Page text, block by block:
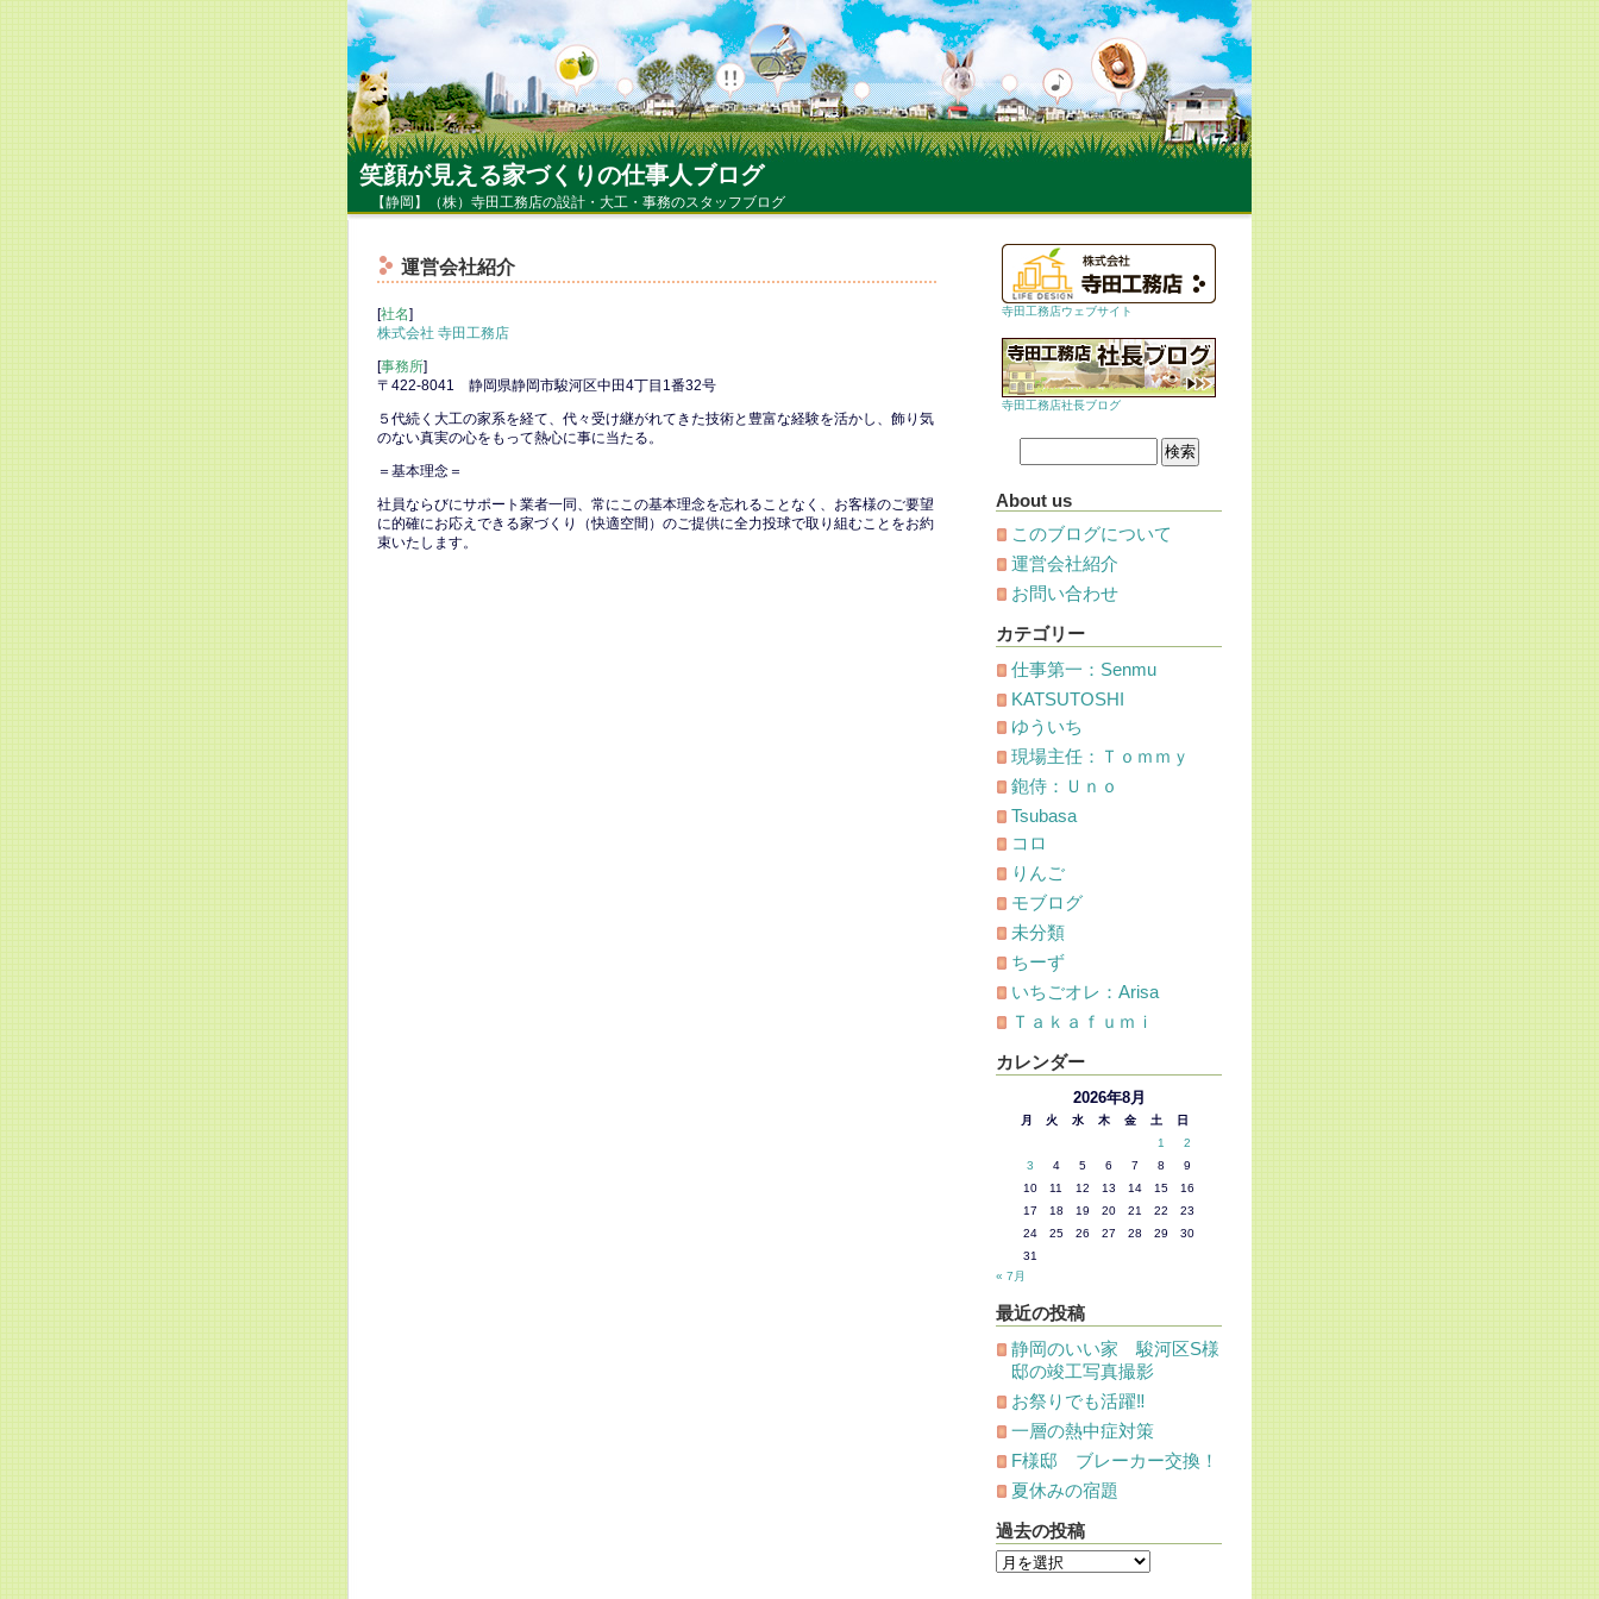
笑顔が見える家づくりの仕事人ブログ
【静岡】（株）寺田工務店の設計・大工・事務のスタッフブログ
運営会社紹介
[社名]
株式会社 寺田工務店
[事務所]
〒422-8041 静岡県静岡市駿河区中田4丁目1番32号
５代続く大工の家系を経て、代々受け継がれてきた技術と豊富な経験を活かし、飾り気
のない真実の心をもって熱心に事に当たる。
＝基本理念＝
社員ならびにサポート業者一同、常にこの基本理念を忘れることなく、お客様のご要望
に的確にお応えできる家づくり（快適空間）のご提供に全力投球で取り組むことをお約
束いたします。
寺田工務店ウェブサイト
寺田工務店社長ブログ
About us
このブログについて
運営会社紹介
お問い合わせ
カテゴリー
仕事第一：Senmu
KATSUTOSHI
ゆういち
現場主任：Ｔｏｍｍｙ
鉋侍：Ｕｎｏ
Tsubasa
コロ
りんご
モブログ
未分類
ちーず
いちごオレ：Arisa
Ｔａｋａｆｕｍｉ
カレンダー
2026年8月
月 火 水 木 金 土
日
1
2
3
4 5 6 7 8
9
10
11 12 13 14 15
16
17
18 19 20 21 22
23
24
25 26 27 28 29
30
31
« 7月
最近の投稿
静岡のいい家 駿河区S様
邸の竣工写真撮影
お祭りでも活躍‼
一層の熱中症対策
F様邸 ブレーカー交換！
夏休みの宿題
過去の投稿
過
去